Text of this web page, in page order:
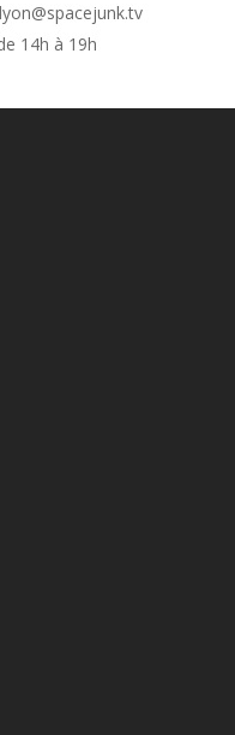
14h à 19h